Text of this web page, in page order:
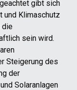
gibt sich
und Klimaschutz
die
sein wird.
Steigerung des
der
Solaranlagen